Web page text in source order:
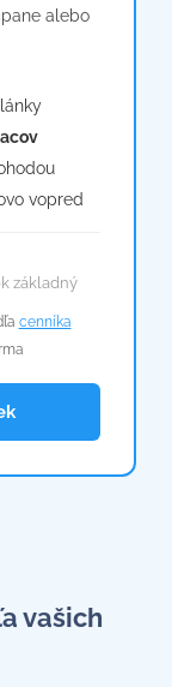
alebo
vopred
základný
cenníka
vašich